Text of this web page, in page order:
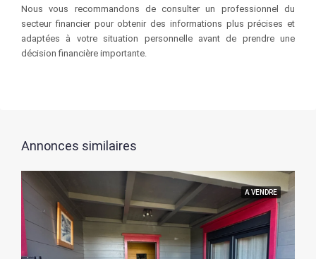
Nous vous recommandons de consulter un professionnel du
secteur financier pour obtenir des informations plus précises et
adaptées à votre situation personnelle avant de prendre une
décision financière importante.
Annonces similaires
A VENDRE